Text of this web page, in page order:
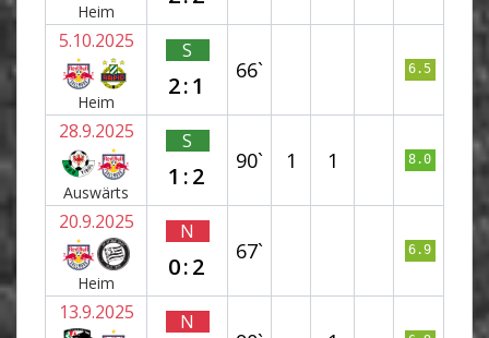
Heim
5.10.2025
Heim
S
2:1
66` 6.5
28.9.2025
Auswärts
S
1:2
90` 1 1 8.0
20.9.2025
Heim
N
0:2
67` 6.9
13.9.2025 N